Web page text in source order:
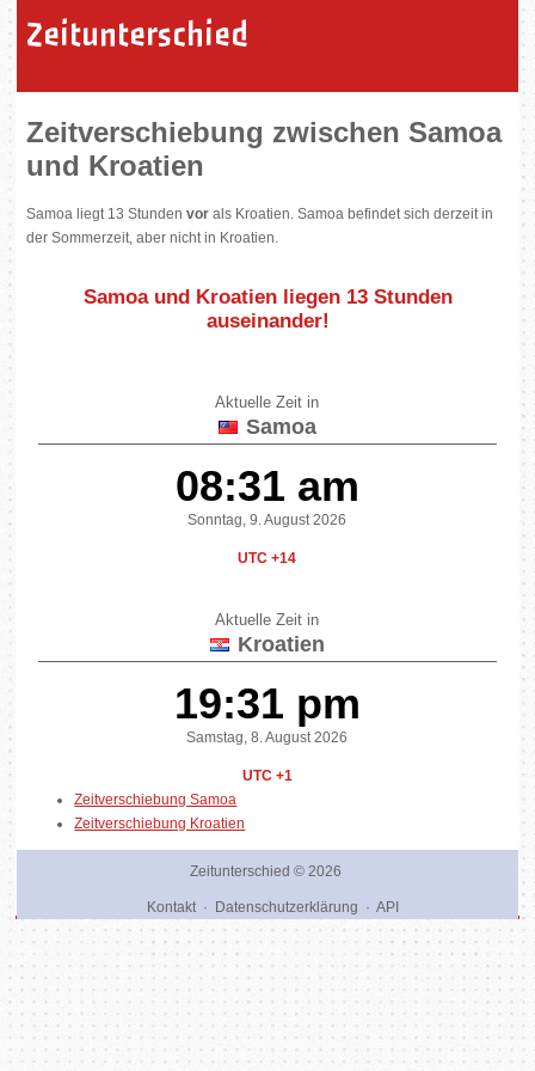
Zeitunterschied
Zeitverschiebung zwischen Samoa
und Kroatien
Samoa liegt 13 Stundenvor als Kroatien. Samoa befindet sich derzeit in
der Sommerzeit, aber nicht in Kroatien.
Samoa und Kroatien liegen 13 Stunden
auseinander!
Aktuelle Zeit in
Samoa
08:31 am
Sonntag, 9. August 2026
UTC +14
Aktuelle Zeit in
Kroatien
19:31 pm
Samstag, 8. August 2026
UTC +1
Zeitverschiebung Samoa
Zeitverschiebung Kroatien
Zeitunterschied © 2026
Kontakt· Datenschutzerklärung · API